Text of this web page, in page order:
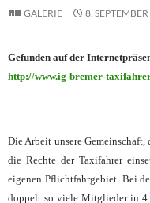
GALERIE 8.
Gefunden auf der
http://www.ig-bremer-
Die Arbeit unsere
die Rechte der Taxifahrer
eigenen Pflichtfahrgebiet. Bei
doppelt so viele Mitglieder in 4